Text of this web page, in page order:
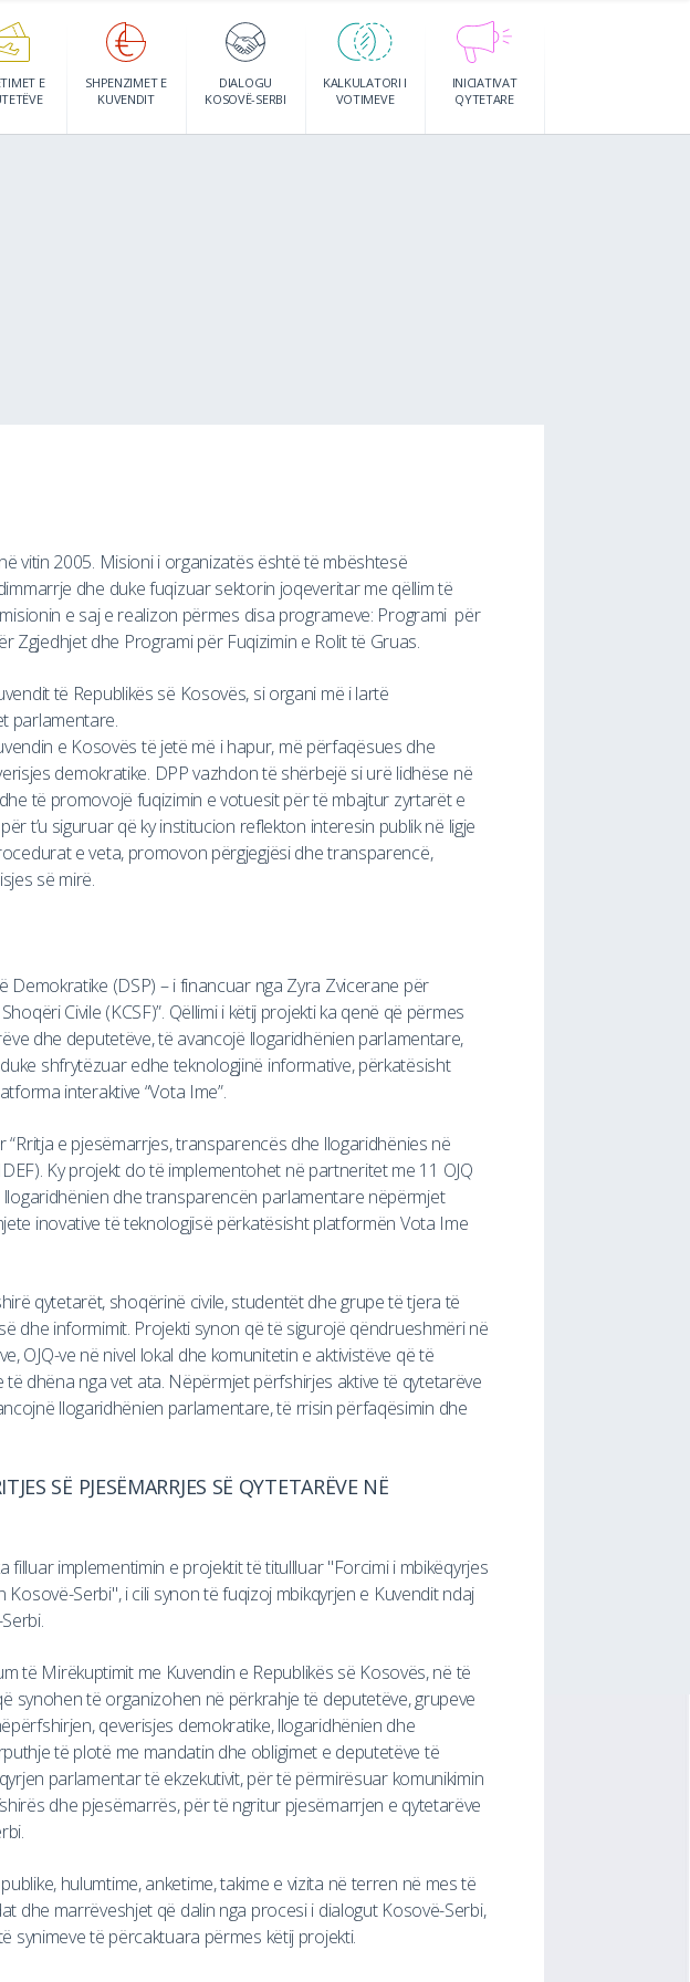
E
SHPENZIMET E
KUVENDIT
DIALOGU
KOSOVË-SERBI
KALKULATORI I
VOTIMEVE
INICIATIVAT
QYTETARE
vitin 2005. Misioni i organizatës është të mbështesë
dhe duke fuqizuar sektorin joqeveritar me qëllim të
e saj e realizon përmes disa programeve: Programi për
Zgjedhjet dhe Programi për Fuqizimin e Rolit të Gruas.
të Republikës së Kosovës, si organi më i lartë
parlamentare.
e Kosovës të jetë më i hapur, më përfaqësues dhe
demokratike. DPP vazhdon të shërbejë si urë lidhëse në
të promovojë fuqizimin e votuesit për të mbajtur zyrtarët e
t’u siguruar që ky institucion reflekton interesin publik në ligje
e veta, promovon përgjegjësi dhe transparencë,
së mirë.
Demokratike (DSP) – i financuar nga Zyra Zvicerane për
Civile (KCSF)”. Qëllimi i këtij projekti ka qenë që përmes
dhe deputetëve, të avancojë llogaridhënien parlamentare,
shfrytëzuar edhe teknologjinë informative, përkatësisht
interaktive “Vota Ime”.
e pjesëmarrjes, transparencës dhe llogaridhënies në
Ky projekt do të implementohet në partneritet me 11 OJQ
dhe transparencën parlamentare nëpërmjet
inovative të teknologjisë përkatësisht platformën Vota Ime
qytetarët, shoqërinë civile, studentët dhe grupe të tjera të
dhe informimit. Projekti synon që të sigurojë qëndrueshmëri në
OJQ-ve në nivel lokal dhe komunitetin e aktivistëve që të
dhëna nga vet ata. Nëpërmjet përfshirjes aktive të qytetarëve
llogaridhënien parlamentare, të rrisin përfaqësimin dhe
SË PJESËMARRJES SË QYTETARËVE NË
implementimin e projektit të titullluar "Forcimi i mbikëqyrjes
Serbi", i cili synon të fuqizoj mbikqyrjen e Kuvendit ndaj
të Mirëkuptimit me Kuvendin e Republikës së Kosovës, në të
synohen të organizohen në përkrahje të deputetëve, grupeve
qeverisjes demokratike, llogaridhënien dhe
të plotë me mandatin dhe obligimet e deputetëve të
parlamentar të ekzekutivit, për të përmirësuar komunikimin
dhe pjesëmarrës, për të ngritur pjesëmarrjen e qytetarëve
hulumtime, anketime, takime e vizita në terren në mes të
dhe marrëveshjet që dalin nga procesi i dialogut Kosovë-Serbi,
synimeve të përcaktuara përmes këtij projekti.